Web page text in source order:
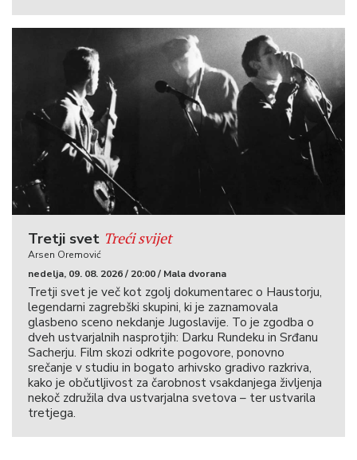
Tretji svet Treći svijet
Arsen Oremović
nedelja, 09. 08. 2026 / 20:00 / Mala dvorana
Tretji svet je več kot zgolj dokumentarec o Haustorju,
legendarni zagrebški skupini, ki je zaznamovala
glasbeno sceno nekdanje Jugoslavije. To je zgodba o
dveh ustvarjalnih nasprotjih: Darku Rundeku in Srđanu
Sacherju. Film skozi odkrite pogovore, ponovno
srečanje v studiu in bogato arhivsko gradivo razkriva,
kako je občutljivost za čarobnost vsakdanjega življenja
nekoč združila dva ustvarjalna svetova – ter ustvarila
tretjega.